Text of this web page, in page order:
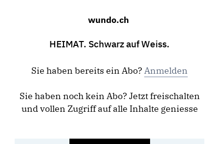
wundo.ch
HEIMAT. Schwarz auf Weiss.
Sie haben bereits ein Abo? Anmelden
Sie haben noch kein Abo? Jetzt freischalten
und vollen Zugriff auf alle Inhalte geniesse